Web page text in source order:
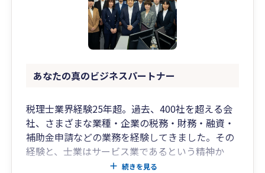
あなたの真のビジネスパートナー
税理士業界経験25年超。過去、400社を超える会
社、さまざまな業種・企業の税務・財務・融資・
補助金申請などの業務を経験してきました。その
経験と、士業はサービス業であるという精神か
ら、ご満足頂けるご提案やサービス提供が可能で
続きを見る